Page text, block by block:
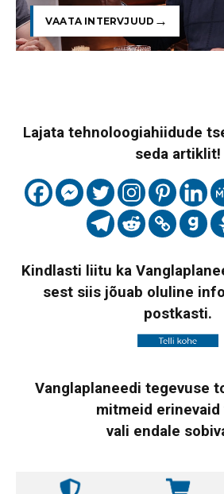
VAATA INTERVJUUD
Lajata tehnoloogiahiidude
seda artiklit!
Kindlasti liitu ka
sest siis jõuab oluline
postkasti.
Vanglaplaneedi tegevuse
mitmeid erinevaid
vali endale